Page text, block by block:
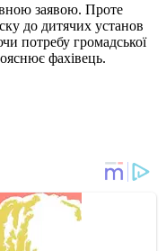
заявою. Проте
до дитячих установ
потребу громадської
фахівець.